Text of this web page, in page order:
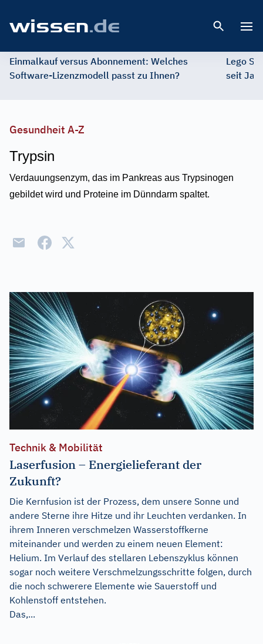
Einmalkauf versus Abonnement: Welches
Software-Lizenzmodell passt zu Ihnen?
Lego
seit
Gesundheit A-Z
Trypsin
Verdauungsenzym, das im Pankreas aus Trypsinogen
gebildet wird und Proteine im Dünndarm spaltet.
Technik & Mobilität
Laserfusion – Energielieferant der
Zukunft?
Die Kernfusion ist der Prozess, dem unsere Sonne und
andere Sterne ihre Hitze und ihr Leuchten verdanken. In
ihrem Inneren verschmelzen Wasserstoffkerne
miteinander und werden zu einem neuen Element:
Helium. Im Verlauf des stellaren Lebenszyklus können
sogar noch weitere Verschmelzungsschritte folgen, durch
die noch schwerere Elemente wie Sauerstoff und
Kohlenstoff entstehen.
Das,...